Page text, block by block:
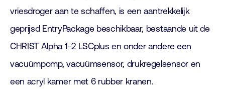
vriesdroger aan te schaffen, is een aantrekkelijk
geprijsd EntryPackage beschikbaar, bestaande uit de
CHRIST Alpha 1-2 LSCplus en onder andere een
vacuümpomp, vacuümsensor, drukregelsensor en
een acryl kamer met 6 rubber kranen.